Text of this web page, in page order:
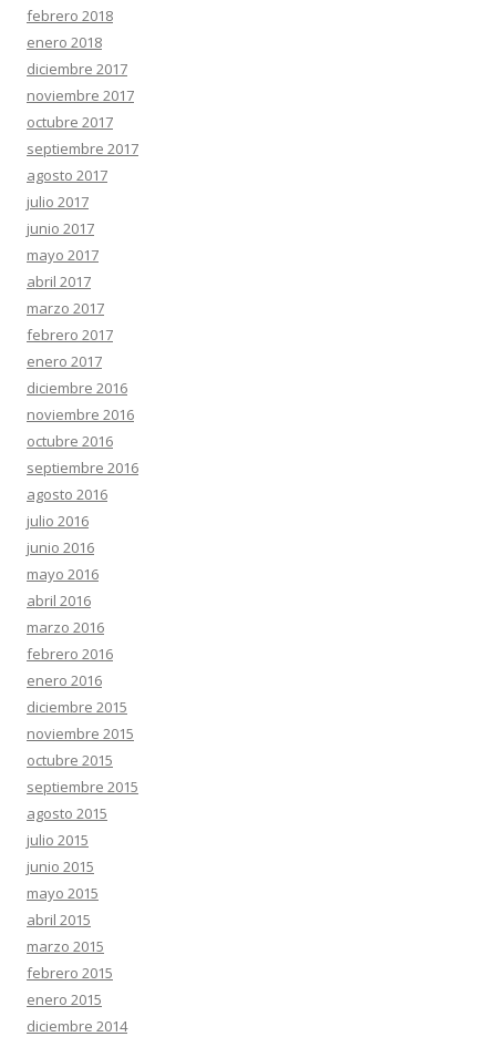
febrero 2018
enero 2018
diciembre 2017
noviembre 2017
octubre 2017
septiembre 2017
agosto 2017
julio 2017
junio 2017
mayo 2017
abril 2017
marzo 2017
febrero 2017
enero 2017
diciembre 2016
noviembre 2016
octubre 2016
septiembre 2016
agosto 2016
julio 2016
junio 2016
mayo 2016
abril 2016
marzo 2016
febrero 2016
enero 2016
diciembre 2015
noviembre 2015
octubre 2015
septiembre 2015
agosto 2015
julio 2015
junio 2015
mayo 2015
abril 2015
marzo 2015
febrero 2015
enero 2015
diciembre 2014